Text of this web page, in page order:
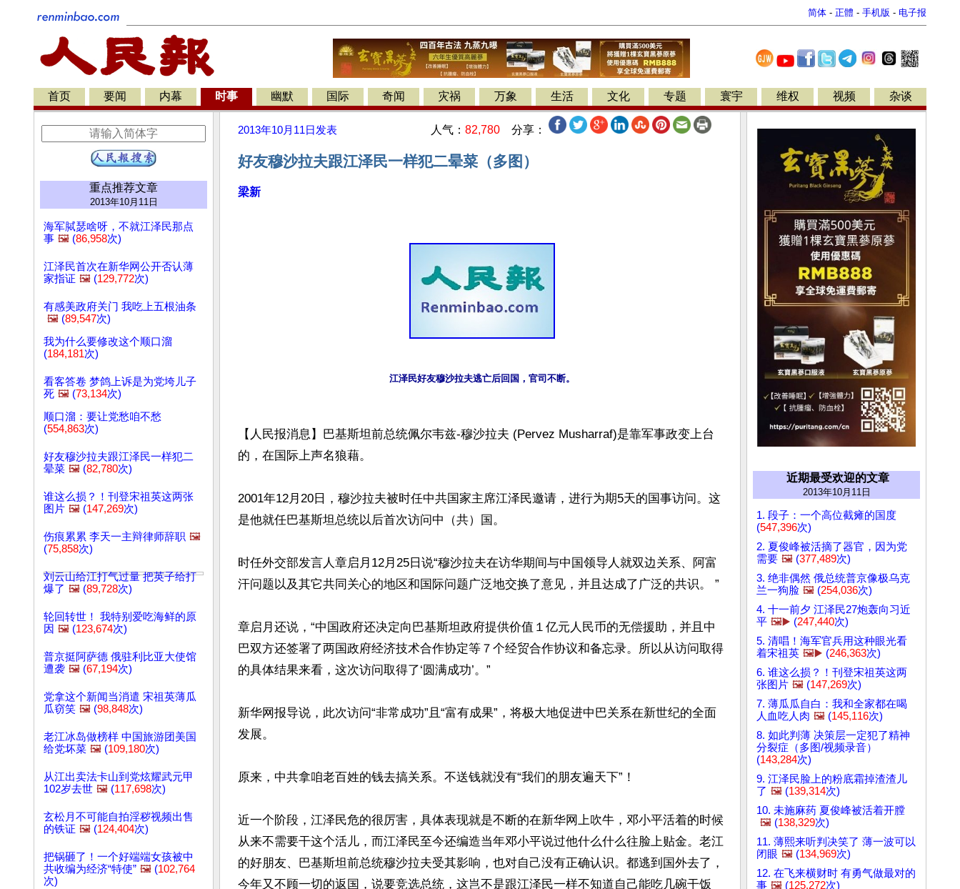
简体 - 正體 - 手机版 - 电子报
首页 要闻 内幕 时事 幽默 国际 奇闻 灾祸 万象 生活 文化 专题 寰宇 维权 视频 杂谈
重点推荐文章
2013年10月11日
海军脦瑟啥呀，不就江泽民那点
事 🖼️ (86,958次)
江泽民首次在新华网公开否认薄
家指证 🖼️ (129,772次)
有感美政府关门 我吃上五根油条
🖼️ (89,547次)
我为什么要修改这个顺口溜
(184,181次)
看客答卷 梦鸽上诉是为党垮儿子
死 🖼️ (73,134次)
顺口溜：要让党愁咱不愁
(554,863次)
好友穆沙拉夫跟江泽民一样犯二
晕菜 🖼️ (82,780次)
谁这么损？！刊登宋祖英这两张
图片 🖼️ (147,269次)
伤痕累累 李天一主辩律师辞职 🖼️
(75,858次)
刘云山给江打气过量 把英子给打
爆了 🖼️ (89,728次)
轮回转世！ 我特别爱吃海鲜的原
因 🖼️ (123,674次)
普京挺阿萨德 俄驻利比亚大使馆
遭袭 🖼️ (67,194次)
党拿这个新闻当消遣 宋祖英薄瓜
瓜窃笑 🖼️ (98,848次)
老江冰岛做榜样 中国旅游团美国
给党坏菜 🖼️ (109,180次)
从江出卖法卡山到党炫耀武元甲
102岁去世 🖼️ (117,698次)
玄松月不可能自拍淫秽视频出售
的铁证 🖼️ (124,404次)
把锅砸了！一个好端端女孩被中
共收编为经济“特使” 🖼️ (102,764
次)
2013年10月11日 发表 人气： 82,780 分享：
好友穆沙拉夫跟江泽民一样犯二晕菜（多图）
梁新
江泽民好友穆沙拉夫逃亡后回国，官司不断。
【人民报消息】巴基斯坦前总统佩尔韦兹-穆沙拉夫 (Pervez Musharraf)是靠军事政变上台
的，在国际上声名狼藉。
2001年12月20日，穆沙拉夫被时任中共国家主席江泽民邀请，进行为期5天的国事访问。这
是他就任巴基斯坦总统以后首次访问中（共）国。
时任外交部发言人章启月12月25日说“穆沙拉夫在访华期间与中国领导人就双边关系、阿富
汗问题以及其它共同关心的地区和国际问题广泛地交换了意见，并且达成了广泛的共识。 ”
章启月还说，“中国政府还决定向巴基斯坦政府提供价值１亿元人民币的无偿援助，并且中
巴双方还签署了两国政府经济技术合作协定等７个经贸合作协议和备忘录。所以从访问取得
的具体结果来看，这次访问取得了‘圆满成功’。”
新华网报导说，此次访问“非常成功”且“富有成果”，将极大地促进中巴关系在新世纪的全面
发展。
原来，中共拿咱老百姓的钱去搞关系。不送钱就没有“我们的朋友遍天下”！
近一个阶段，江泽民危的很厉害，具体表现就是不断的在新华网上吹牛，邓小平活着的时候
从来不需要干这个活儿，而江泽民至今还编造当年邓小平说过他什么什么往脸上贴金。老江
的好朋友、巴基斯坦前总统穆沙拉夫受其影响，也对自己没有正确认识。都逃到国外去了，
今年又不顾一切的返国，说要竞选总统，这岂不是跟江泽民一样不知道自己能吃几碗干饭
近期最受欢迎的文章
2013年10月11日
1. 段子：一个高位截瘫的国度
(547,396次)
2. 夏俊峰被活摘了器官，因为党
需要 🖼️ (377,489次)
3. 绝非偶然 俄总统普京像极乌克
兰一狗脸 🖼️ (254,036次)
4. 十一前夕 江泽民27炮轰向习近
平 🖼️▶️ (247,440次)
5. 清唱！海军官兵用这种眼光看
着宋祖英 🖼️▶️ (246,363次)
6. 谁这么损？！刊登宋祖英这两
张图片 🖼️ (147,269次)
7. 薄瓜瓜自白：我和全家都在喝
人血吃人肉 🖼️ (145,116次)
8. 如此判薄 决策层一定犯了精神
分裂症（多图/视频录音）
(143,284次)
9. 江泽民脸上的粉底霜掉渣渣儿
了 🖼️ (139,314次)
10. 未施麻药 夏俊峰被活着开膛
🖼️ (138,329次)
11. 薄熙来听判决笑了 薄一波可以
闭眼 🖼️ (134,969次)
12. 在飞来横财时 有勇气做最对的
事 🖼️ (125,272次)